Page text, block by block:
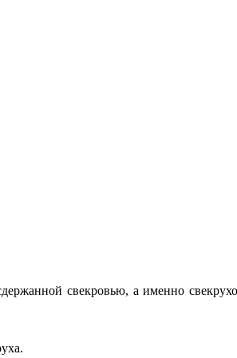
свекровью, а именно